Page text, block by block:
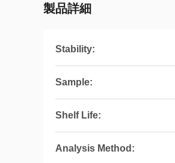
製品詳細
Stability:
Sample:
Shelf Life:
Analysis Method: